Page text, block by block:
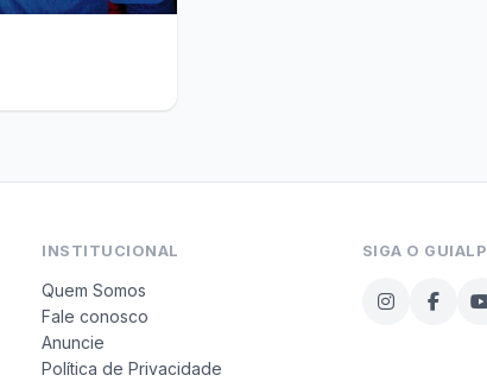
INSTITUCIONAL
Quem Somos
Fale conosco
Anuncie
Política de Privacidade
SIGA O GUIALP